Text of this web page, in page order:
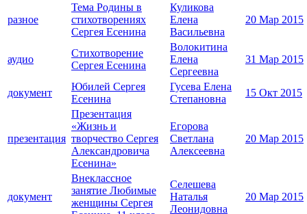
разное
Тема Родины в
стихотворениях
Сергея Есенина
Куликова
Елена
Васильевна
20 Мар 2015
аудио
Стихотворение
Сергея Есенина
Волокитина
Елена
Сергеевна
31 Мар 2015
документ
Юбилей Сергея
Есенина
Гусева Елена
Степановна
15 Окт 2015
презентация
Презентация
«Жизнь и
творчество Сергея
Александровича
Есенина»
Егорова
Светлана
Алексеевна
20 Мар 2015
документ
Внеклассное
занятие Любимые
женщины Сергея
Селешева
Наталья
Леонидовна
20 Мар 2015